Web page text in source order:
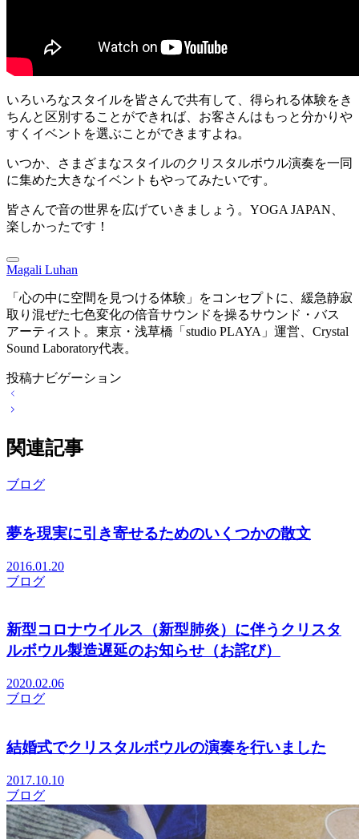
いろいろなスタイルを皆さんで共有して、得られる体験をき
ちんと区別することができれば、お客さんはもっと分かりや
すくイベントを選ぶことができますよね。
いつか、さまざまなスタイルのクリスタルボウル演奏を一同
に集めた大きなイベントもやってみたいです。
皆さんで音の世界を広げていきましょう。YOGA JAPAN、
楽しかったです！
Magali Luhan
「心の中に空間を見つける体験」をコンセプトに、緩急静寂
取り混ぜた七色変化の倍音サウンドを操るサウンド・バス
アーティスト。東京・浅草橋「studio PLAYA」運営、Crystal
Sound Laboratory代表。
投稿ナビゲーション
関連記事
ブログ
夢を現実に引き寄せるためのいくつかの散文
2016.01.20
ブログ
新型コロナウイルス（新型肺炎）に伴うクリスタ
ルボウル製造遅延のお知らせ（お詫び）
2020.02.06
ブログ
結婚式でクリスタルボウルの演奏を行いました
2017.10.10
ブログ